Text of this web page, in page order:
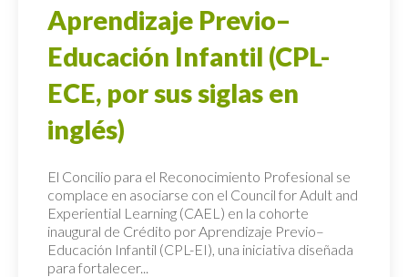
Aprendizaje Previo–
Educación Infantil (CPL-
ECE, por sus siglas en
inglés)
El Concilio para el Reconocimiento Profesional se
complace en asociarse con el Council for Adult and
Experiential Learning (CAEL) en la cohorte
inaugural de Crédito por Aprendizaje Previo–
Educación Infantil (CPL-EI), una iniciativa diseñada
para fortalecer...